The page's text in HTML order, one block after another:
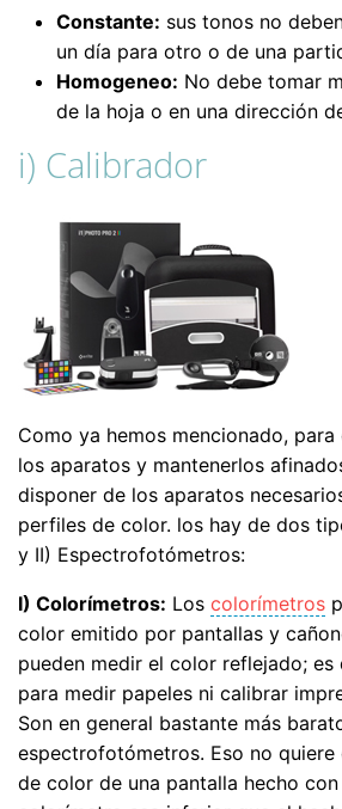
Constante: sus tonos no
un día para otro o de una
Homogeneo: No debe tomar
de la hoja o en una dirección
i) Calibrador
Como ya hemos mencionado,
los aparatos y mantenerlos
disponer de los aparatos
perfiles de color. los hay de dos
y II) Espectrofotómetros:
I) Colorímetros: Los colorímetros
color emitido por pantallas y
pueden medir el color reflejado; es
para medir papeles ni calibrar
Son en general bastante más
espectrofotómetros. Eso no
de color de una pantalla hecho